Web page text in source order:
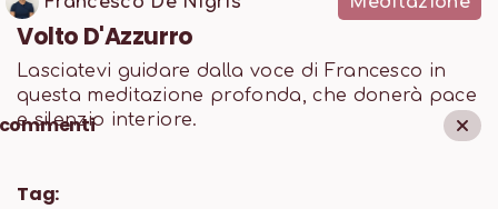
Volto D'Azzurro
Lasciatevi guidare dalla voce di Francesco in
questa meditazione profonda, che donerà pace
e silenzio interiore.
Tag: